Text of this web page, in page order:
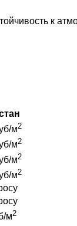
к
м2
м2
м2
м2
м2